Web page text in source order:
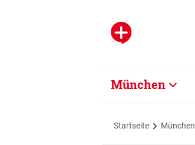
München
Startseite München